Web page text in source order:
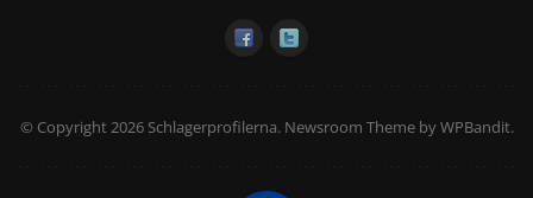
© Copyright 2026 Schlagerprofilerna. Newsroom Theme byWPBandit.